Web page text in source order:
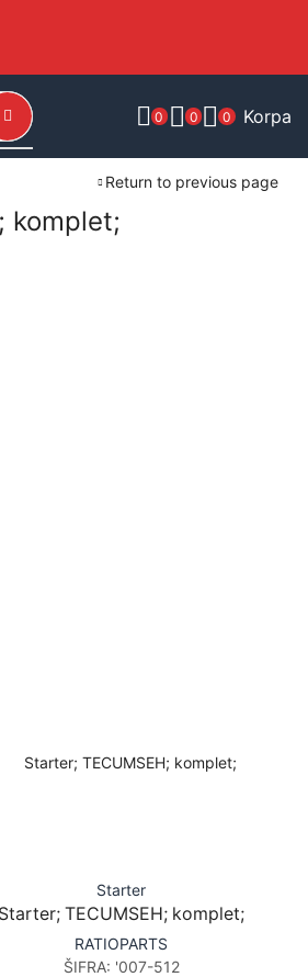
0 0 0 Korpa
Return to previous page
komplet;
Starter
Starter; TECUMSEH; komplet;
RATIOPARTS
ŠIFRA: '007-512